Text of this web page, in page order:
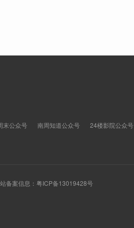
末公众号 南周知道公众号 24楼影院公众号
备案信息： 粤ICP备13019428号